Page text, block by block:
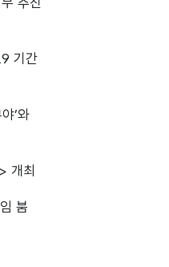
기간
’와
개최
붐